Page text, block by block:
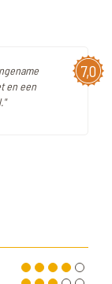
7,0
en een